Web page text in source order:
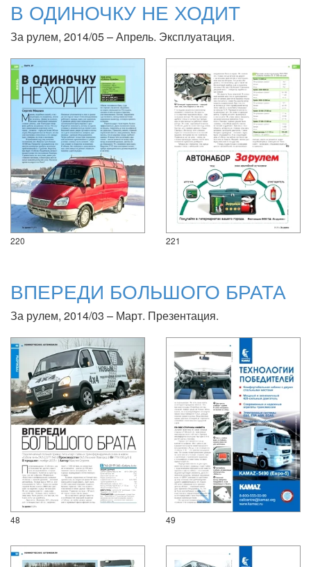
В ОДИНОЧКУ НЕ ХОДИТ
За рулем, 2014/05 – Апрель. Эксплуатация.
220 221
ВПЕРЕДИ БОЛЬШОГО БРАТА
За рулем, 2014/03 – Март. Презентация.
48 49